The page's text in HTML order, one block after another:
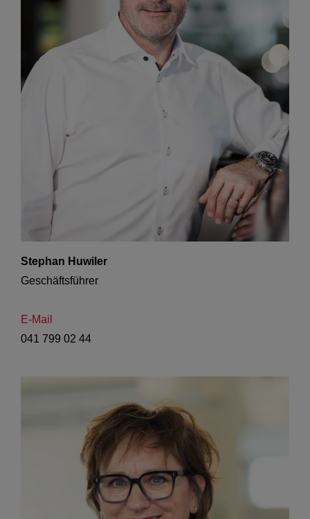
Stephan Huwiler
Geschäftsführer
E-Mail
041 799 02 44